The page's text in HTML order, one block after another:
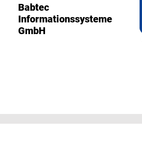
Babtec
Informationssysteme
GmbH